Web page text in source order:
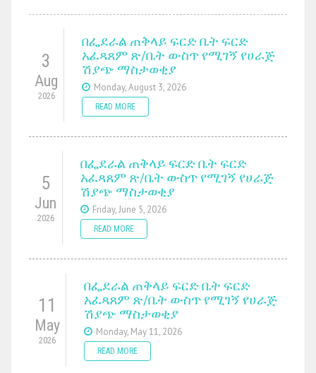
3
Aug
2026
በፌደራል ጠቅላይ ፍርድ ቤት ፍርድ
አፈጻጸም ጽ/ቤት ውስጥ የሚገኝ የሀራጅ
ሽያጭ ማስታወቂያ
Monday, August 3, 2026
READ MORE
5
Jun
2026
በፌደራል ጠቅላይ ፍርድ ቤት ፍርድ
አፈጻጸም ጽ/ቤት ውስጥ የሚገኝ የሀራጅ
ሽያጭ ማስታወቂያ
Friday, June 5, 2026
READ MORE
11
May
2026
በፌደራል ጠቅላይ ፍርድ ቤት ፍርድ
አፈጻጸም ጽ/ቤት ውስጥ የሚገኝ የሀራጅ
ሽያጭ ማስታወቂያ
Monday, May 11, 2026
READ MORE